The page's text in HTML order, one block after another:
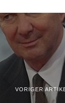
VORIGER